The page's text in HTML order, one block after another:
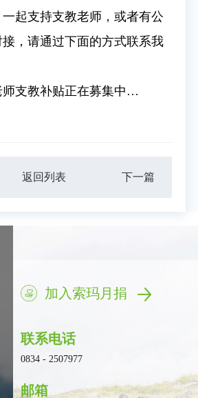
起支持支教老师，或者有公
，请通过下面的方式联系我
师支教补贴正在募集中…
返回列表 下一篇
加入索玛月捐
联系电话
0834 - 2507977
邮箱